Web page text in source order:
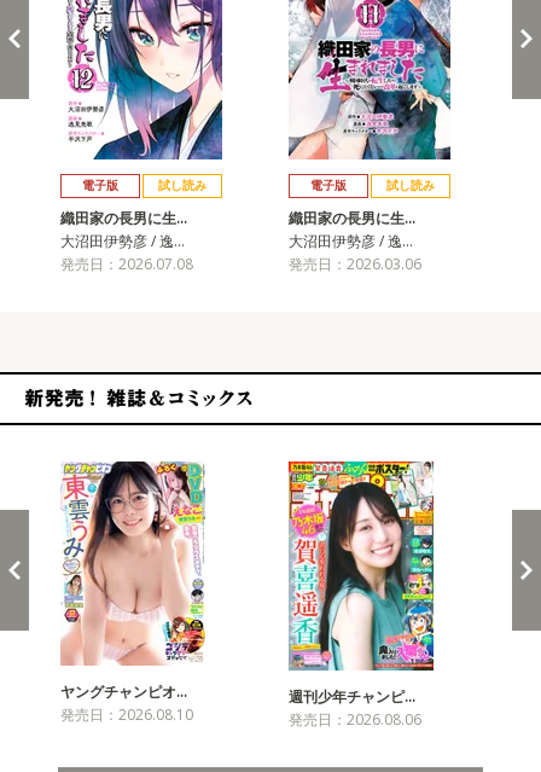
電子版 試し読み
織田家の長男に生…
大沼田伊勢彦 / 逸…
発売日：2026.07.08
電子版 試し読み
織田家の長男に生…
大沼田伊勢彦 / 逸…
発売日：2026.03.06
ヤングチャンピオ…
発売日：2026.08.10
週刊少年チャンピ…
発売日：2026.08.06